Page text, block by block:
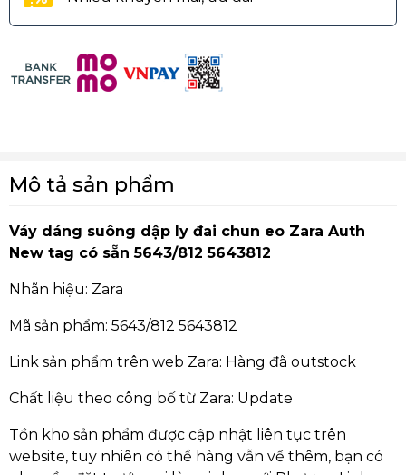
Mô tả sản phẩm
Váy dáng suông dập ly đai chun eo Zara Auth
New tag có sẵn 5643/812 5643812
Nhãn hiệu: Zara
Mã sản phẩm: 5643/812 5643812
Link sản phẩm trên web Zara: Hàng đã outstock
Chất liệu theo công bố từ Zara: Update
Tồn kho sản phẩm được cập nhật liên tục trên
website, tuy nhiên có thể hàng vẫn về thêm, bạn có